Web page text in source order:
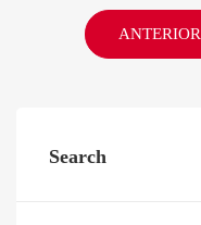
ANTERIOR
Search